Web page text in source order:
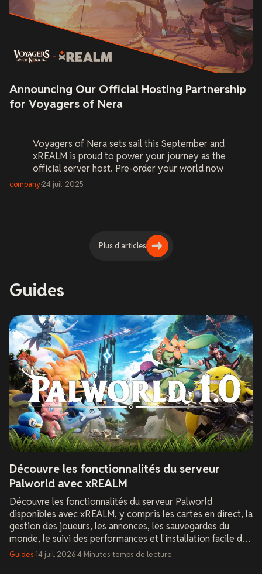
Announcing Our Official Hosting Partnership
for Voyagers of Nera
Voyagers of Nerasets sail this September and
xREALM is proud to power your journey as the
official server host. Pre-order your world now
and be ready on Day One.
company·24 juil. 2025
Plus d'articles
Guides
Découvre les fonctionnalités du serveur
Palworld avec xREALM
Découvre les fonctionnalités du serveur Palworld
disponibles avec xREALM, y compris les cartes en direct, la
gestion des joueurs, les annonces, les sauvegardes du
monde, le suivi des performances et l'installation facile de
mods.
Guides·14 juil. 2026·4 Minutes temps de lecture